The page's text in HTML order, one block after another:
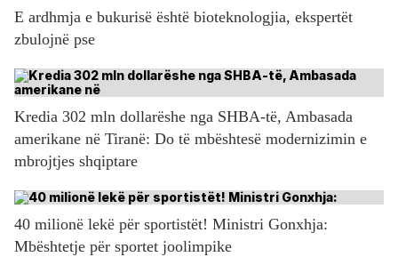
E ardhmja e bukurisë është bioteknologjia, ekspertët
zbulojnë pse
Kredia 302 mln dollarëshe nga SHBA-të, Ambasada
amerikane në Tiranë: Do të mbështesë modernizimin e
mbrojtjes shqiptare
40 milionë lekë për sportistët! Ministri Gonxhja:
Mbështetje për sportet joolimpike